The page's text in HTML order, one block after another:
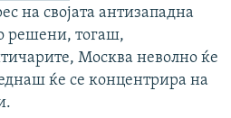
на својата антизападна
решени, тогаш,
Москва неволно ќе
ќе се концентрира на